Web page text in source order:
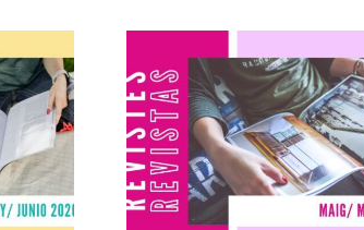
Revistes maig
2026